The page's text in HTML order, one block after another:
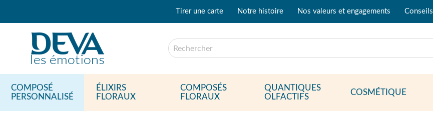
Conseils
Nos valeurs et engagements
Notre histoire
Tirer une carte
COMPOSÉ
PERSONNALISÉ
ÉLIXIRS
FLORAUX
COMPOSÉS
FLORAUX
QUANTIQUES
OLFACTIFS
COSMÉTIQUE